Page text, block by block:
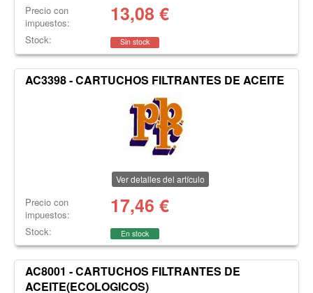
Precio con
impuestos:
13,08 €
Stock: Sin stock
AC3398 - CARTUCHOS FILTRANTES DE ACEITE
Ver detalles del artículo
Precio con
impuestos:
17,46 €
Stock: En stock
AC8001 - CARTUCHOS FILTRANTES DE
ACEITE(ECOLOGICOS)